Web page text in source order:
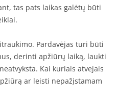
tas pats laikas galėtų būti
Pardavėjas turi būti
derinti apžiūrų laiką, laukti
Kai kuriais atvejais
ar leisti nepažįstamam